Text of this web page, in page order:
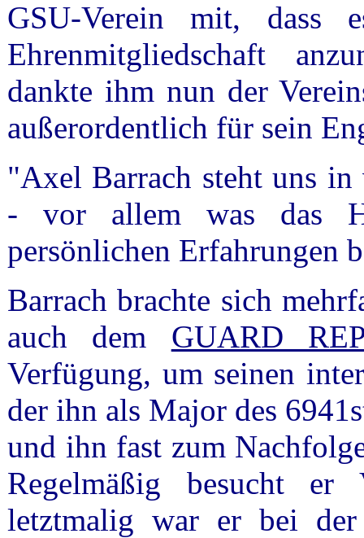
GSU-Verein mit, dass
Ehrenmitgliedschaft
dankte ihm nun der
außerordentlich für sein
"Axel Barrach steht uns
- vor allem was das
persönlichen Erfahrungen
Barrach brachte sich
auch dem GUARD
Verfügung, um seinen
der ihn als Major des
und ihn fast zum
Regelmäßig besucht er
letztmalig war er bei